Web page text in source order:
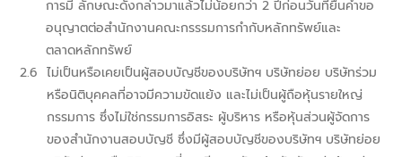
การมี ลักษณะดังกล่าวมาแล้วไม่น้อยกว่า 2 ปีก่อนวันที่ยื่นคำขอ
อนุญาตต่อสำนักงานคณะกรรรมการกำกับหลักทรัพย์และ
ตลาดหลักทรัพย์
ไม่เป็นหรือเคยเป็นผู้สอบบัญชีของบริษัทฯ บริษัทย่อย บริษัทร่วม
หรือนิติบุคคลที่อาจมีความขัดแย้ง และไม่เป็นผู้ถือหุ้นรายใหญ่
กรรมการ ซึ่งไม่ใช่กรรมการอิสระ ผู้บริหาร หรือหุ้นส่วนผู้จัดการ
ของสำนักงานสอบบัญชี ซึ่งมีผู้สอบบัญชีของบริษัทฯ บริษัทย่อย